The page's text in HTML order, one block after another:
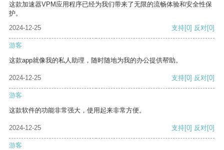
这款加速器VPM应用程序已经为我们带来了无限的流畅体验和安全性保
护。
2024-12-25
支持[0] 反对[0]
游客
这款app就像我的私人助理，随时随地为我的办公提供帮助。
2024-12-25 支持[0] 反对[0]
游客
这款软件的功能非常强大，使用起来非常方便。
2024-12-25 支持[0] 反对[0]
游客